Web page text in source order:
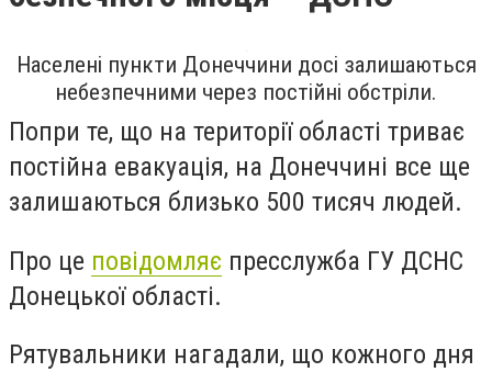
Населені пункти Донеччини досі залишаються
небезпечними через постійні обстріли.
Попри те, що на території області триває
постійна евакуація, на Донеччині все ще
залишаються близько 500 тисяч людей.
Про це повідомляє пресслужба ГУ ДСНС
Донецької області.
Рятувальники нагадали, що кожного дня